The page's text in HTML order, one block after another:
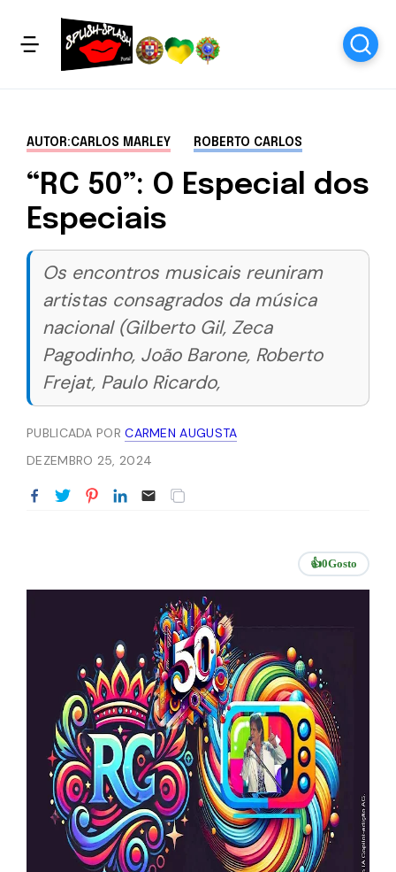
AUTOR:CARLOS MARLEY ROBERTO CARLOS
“RC 50”: O Especial dos
Especiais
Os encontros musicais reuniram
artistas consagrados da música
nacional (Gilberto Gil, Zeca
Pagodinho, João Barone, Roberto
Frejat, Paulo Ricardo,
PUBLICADA PORCARMEN AUGUSTA
DEZEMBRO 25, 2024
👍0Gosto